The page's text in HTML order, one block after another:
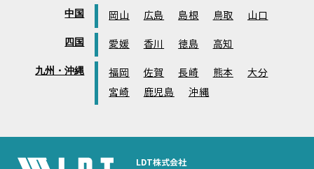
中国 岡山 広島 島根 鳥取 山口
四国 愛媛 香川 徳島 高知
九州・沖縄 福岡 佐賀 長崎 熊本
大分
宮崎
鹿児島 沖縄
LDT株式会社